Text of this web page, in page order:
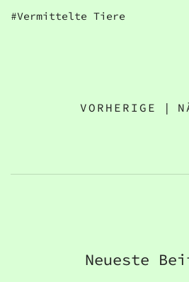
Vermittelte Tiere
VORHERIGE |
Neueste